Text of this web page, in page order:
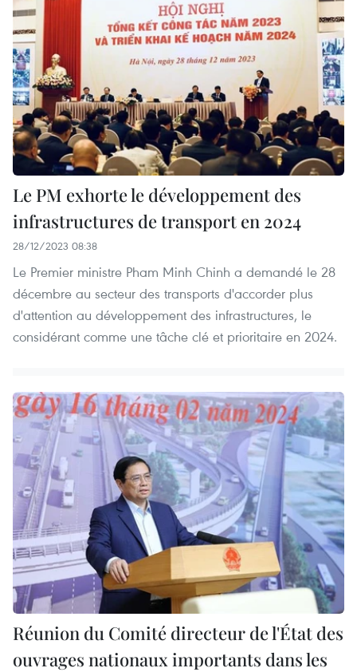
Le PM exhorte le développement des
infrastructures de transport en 2024
28/12/2023 08:38
Le Premier ministre Pham Minh Chinh a demandé le 28
décembre au secteur des transports d'accorder plus
d'attention au développement des infrastructures, le
considérant comme une tâche clé et prioritaire en 2024.
Réunion du Comité directeur de l'État des
ouvrages nationaux importants dans les